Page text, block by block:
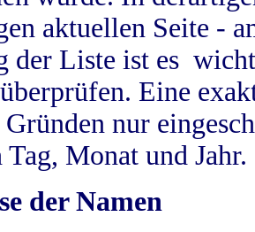
aktuellen Seite -
der Liste ist es
Eine
Gründen nur
Monat und Jahr.
der Namen